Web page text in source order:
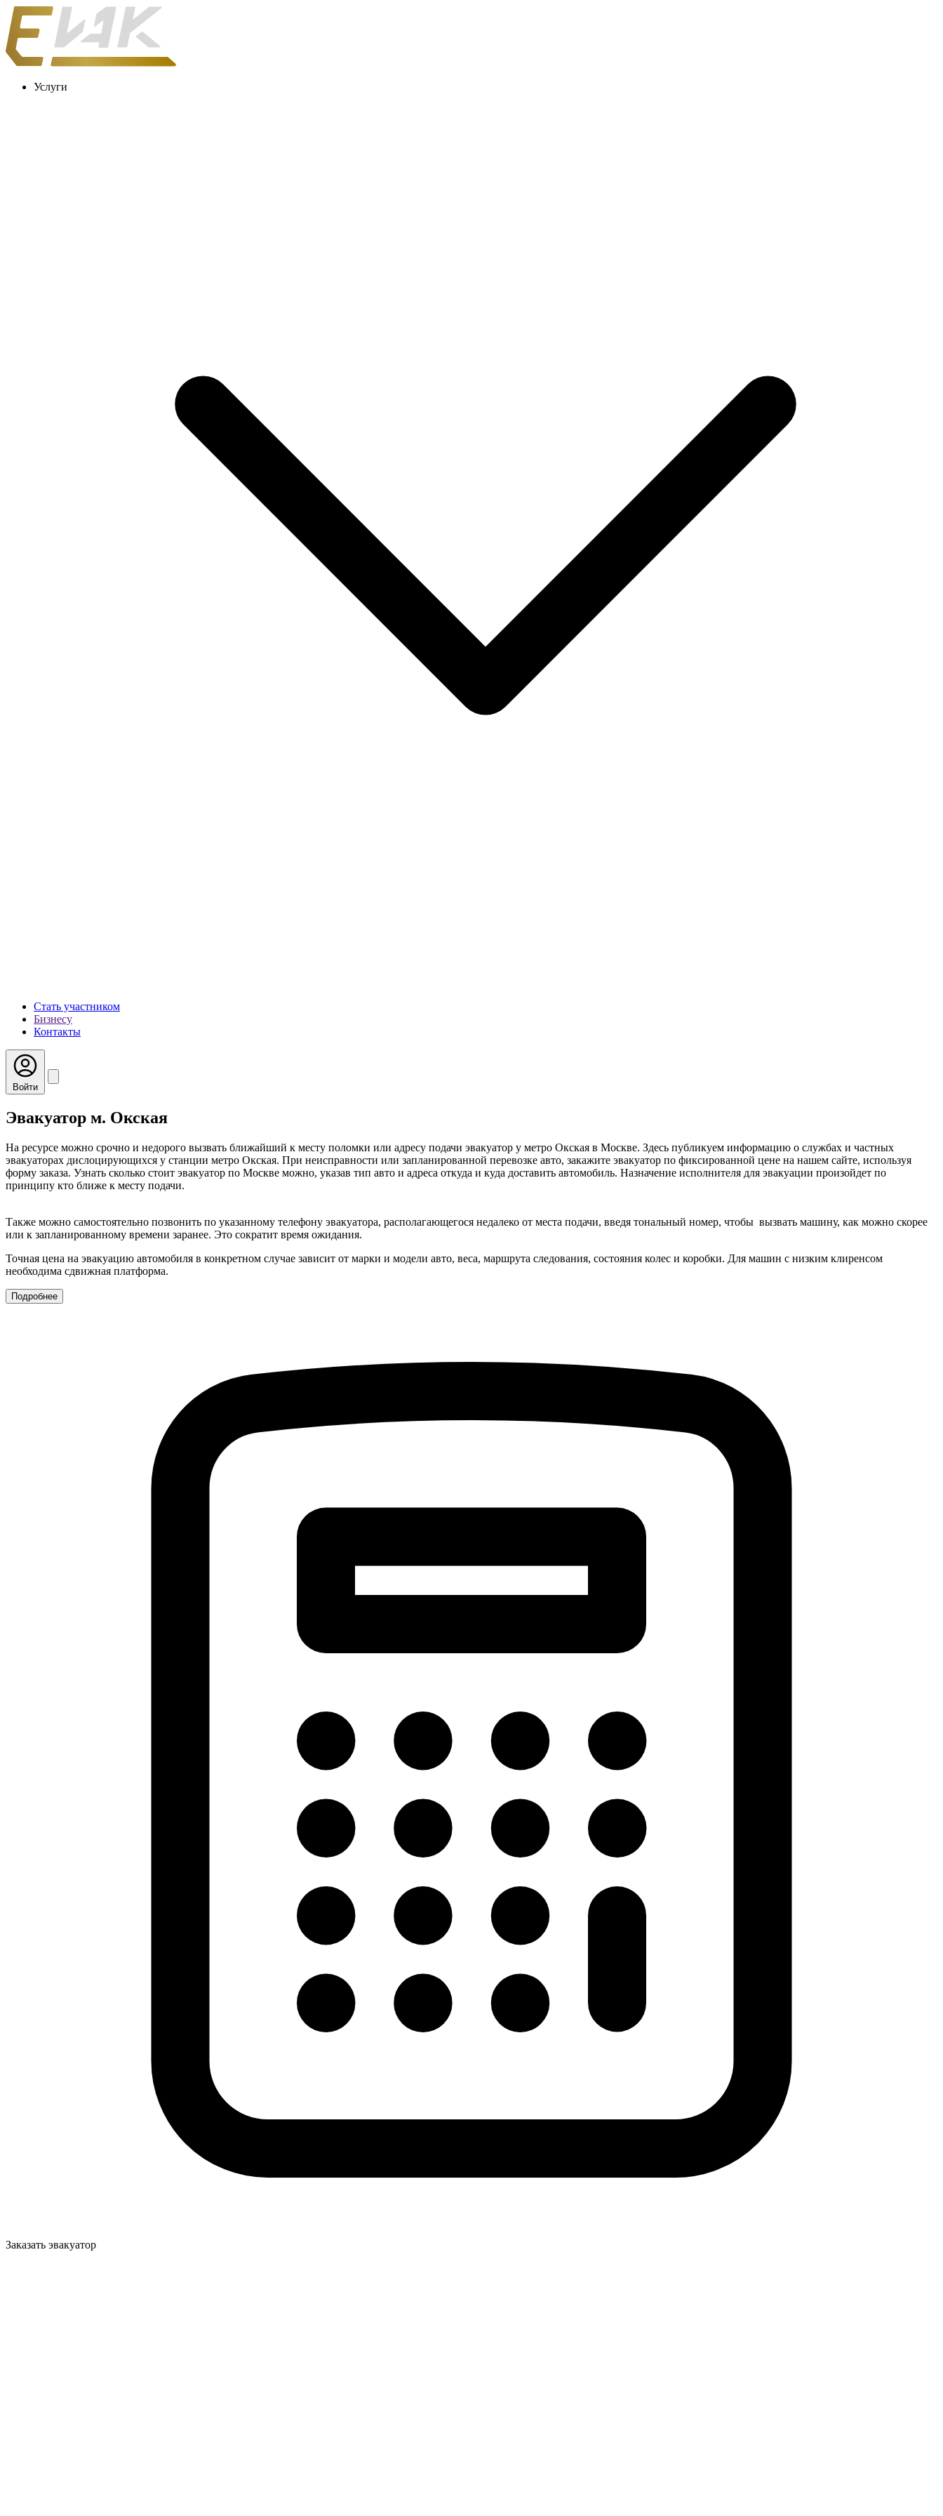
Услуги
Стать участником
Бизнесу
Контакты
Войти
Эвакуатор м. Окская
На ресурсе можно срочно и недорого вызвать ближайший к месту поломки или адресу подачи эвакуатор у метро Окская в Москве. Здесь публикуем информацию о службах и частных
эвакуаторах дислоцирующихся у станции метро Окская. При неисправности или запланированной перевозке авто, закажите эвакуатор по фиксированной цене на нашем сайте, используя
форму заказа. Узнать сколько стоит эвакуатор по Москве можно, указав тип авто и адреса откуда и куда доставить автомобиль. Назначение исполнителя для эвакуации произойдет по
принципу кто ближе к месту подачи.
Также можно самостоятельно позвонить по указанному телефону эвакуатора, располагающегося недалеко от места подачи, введя тональный номер, чтобы вызвать машину, как можно скорее
или к запланированному времени заранее. Это сократит время ожидания.
Точная цена на эвакуацию автомобиля в конкретном случае зависит от марки и модели авто, веса, маршрута следования, состояния колес и коробки. Для машин с низким клиренсом
необходима сдвижная платформа.
Подробнее
Заказать эвакуатор